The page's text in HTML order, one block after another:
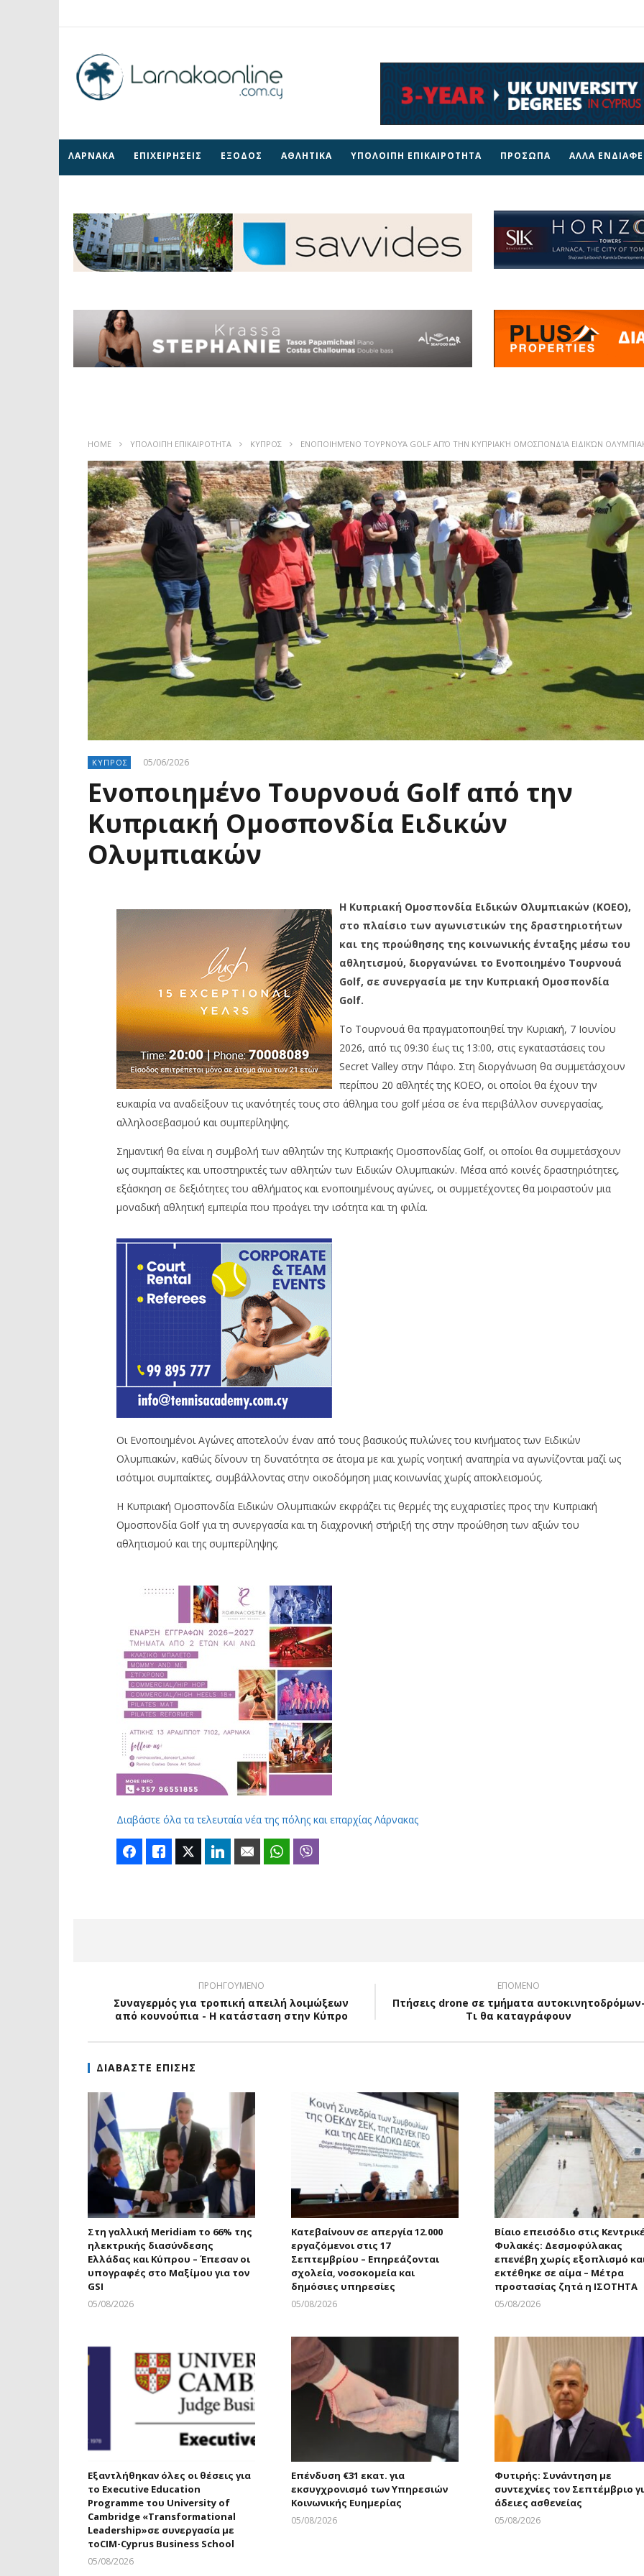
ΛΑΡΝΑΚΑ ΕΠΙΧΕΙΡΗΣΕΙΣ ΕΞΟΔΟΣ ΑΘΛΗΤΙΚΑ ΥΠΟΛΟΙΠΗ ΕΠΙΚΑΙΡΟΤΗΤΑ ΠΡΟΣΩΠΑ ΑΛΛΑ
HOME ΥΠΟΛΟΙΠΗ ΕΠΙΚΑΙΡΟΤΗΤΑ ΚΥΠΡΟΣ ΕΝΟΠΟΙΗΜΈΝΟ ΤΟΥΡΝΟΥΆ GOLF ΑΠΌ ΤΗΝ ΚΥΠΡΙΑΚΉ ΟΜΟΣΠΟΝΔΊΑ ΕΙΔΙΚΏΝ
ΚΥΠΡΟΣ 05/06/2026
Ενοποιημένο Τουρνουά Golf από την
Κυπριακή Ομοσπονδία Ειδικών
Ολυμπιακών
Η Κυπριακή Ομοσπονδία Ειδικών Ολυμπιακών (ΚΟΕΟ),
στο πλαίσιο των αγωνιστικών της δραστηριοτήτων
και της προώθησης της κοινωνικής ένταξης μέσω του
αθλητισμού, διοργανώνει το Ενοποιημένο Τουρνουά
Golf, σε συνεργασία με την Κυπριακή Ομοσπονδία
Golf.
Το Τουρνουά θα πραγματοποιηθεί την Κυριακή, 7 Ιουνίου
2026, από τις 09:30 έως τις 13:00, στις εγκαταστάσεις του
Secret Valley στην Πάφο. Στη διοργάνωση θα συμμετάσχουν
περίπου 20 αθλητές της ΚΟΕΟ, οι οποίοι θα έχουν την
ευκαιρία να αναδείξουν τις ικανότητές τους στο άθλημα του golf μέσα σε ένα περιβάλλον συνεργασίας,
αλληλοσεβασμού και συμπερίληψης.
Σημαντική θα είναι η συμβολή των αθλητών της Κυπριακής Ομοσπονδίας Golf, οι οποίοι θα συμμετάσχουν
ως συμπαίκτες και υποστηρικτές των αθλητών των Ειδικών Ολυμπιακών. Μέσα από κοινές δραστηριότητες,
εξάσκηση σε δεξιότητες του αθλήματος και ενοποιημένους αγώνες, οι συμμετέχοντες θα μοιραστούν μια
μοναδική αθλητική εμπειρία που προάγει την ισότητα και τη φιλία.
Οι Ενοποιημένοι Αγώνες αποτελούν έναν από τους βασικούς πυλώνες του κινήματος των Ειδικών
Ολυμπιακών, καθώς δίνουν τη δυνατότητα σε άτομα με και χωρίς νοητική αναπηρία να αγωνίζονται μαζί ως
ισότιμοι συμπαίκτες, συμβάλλοντας στην οικοδόμηση μιας κοινωνίας χωρίς αποκλεισμούς.
Η Κυπριακή Ομοσπονδία Ειδικών Ολυμπιακών εκφράζει τις θερμές της ευχαριστίες προς την Κυπριακή
Ομοσπονδία Golf για τη συνεργασία και τη διαχρονική στήριξή της στην προώθηση των αξιών του
αθλητισμού και της συμπερίληψης.
Διαβάστε όλα τα τελευταία νέα της πόλης και επαρχίας Λάρνακας
FacebookLike Twitter LinkedIn Email WhatsApp
ΠΡΟΗΓΟΥΜΕΝΟ
Συναγερμός για τροπική απειλή λοιμώξεων
από κουνούπια - Η κατάσταση στην Κύπρο
ΕΠΟΜΕΝΟ
Πτήσεις drone σε τμήματα
Τι θα καταγράφουν
ΔΙΑΒΑΣΤΕ ΕΠΙΣΗΣ
Στη γαλλική Meridiam το 66% της
ηλεκτρικής διασύνδεσης
Ελλάδας και Κύπρου – Έπεσαν οι
υπογραφές στο Μαξίμου για τον
GSI
05/08/2026
Κατεβαίνουν σε απεργία 12.000
εργαζόμενοι στις 17
Σεπτεμβρίου – Επηρεάζονται
σχολεία, νοσοκομεία και
δημόσιες υπηρεσίες
05/08/2026
Βίαιο επεισόδιο στις
Φυλακές: Δεσμοφύλακας
επενέβη χωρίς εξοπλισμό
εκτέθηκε σε αίμα – Μέτρα
προστασίας ζητά η ΙΣΟΤΗΤΑ
05/08/2026
Εξαντλήθηκαν όλες οι θέσεις για
το Executive Education
Programme του University of
Cambridge «Transformational
Leadership»σε συνεργασία με
τοCIM-Cyprus Business School
05/08/2026
Επένδυση €31 εκατ. για
εκσυγχρονισμό των Υπηρεσιών
Κοινωνικής Ευημερίας
05/08/2026
Φυτιρής: Συνάντηση με
συντεχνίες τον Σεπτέμβριο
άδειες ασθενείας
05/08/2026